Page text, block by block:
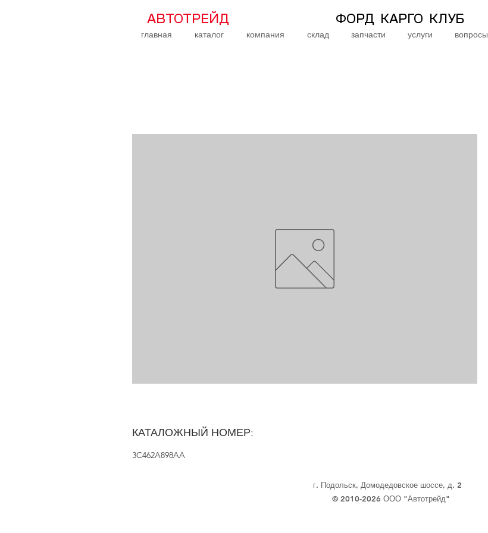
АВТОТРЕЙД ФОРД КАРГО КЛУБ
главная каталог компания склад запчасти услуги вопросы
КАТАЛОЖНЫЙ НОМЕР:
3C462A898AA
г. Подольск, Домодедовское шоссе, д. 2
© 2010-2026 ООО "Автотрейд"